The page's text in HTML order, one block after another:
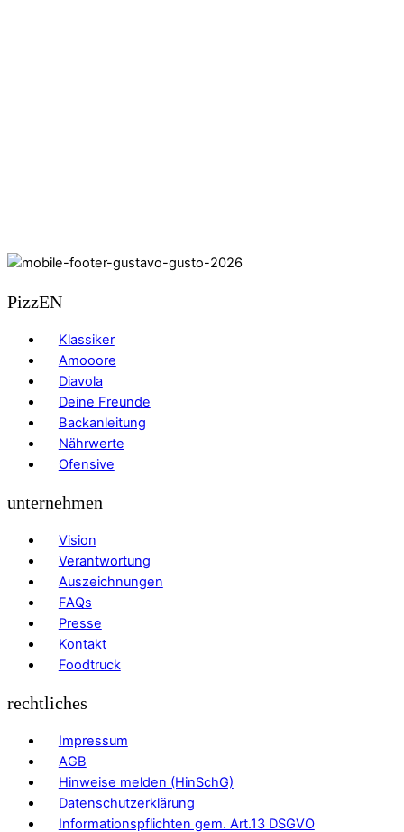
PizzEN
Klassiker
Amooore
Diavola
Deine Freunde
Backanleitung
Nährwerte
Ofensive
unternehmen
Vision
Verantwortung
Auszeichnungen
FAQs
Presse
Kontakt
Foodtruck
rechtliches
Impressum
AGB
Hinweise melden (HinSchG)
Datenschutzerklärung
Informationspflichten gem. Art.13 DSGVO